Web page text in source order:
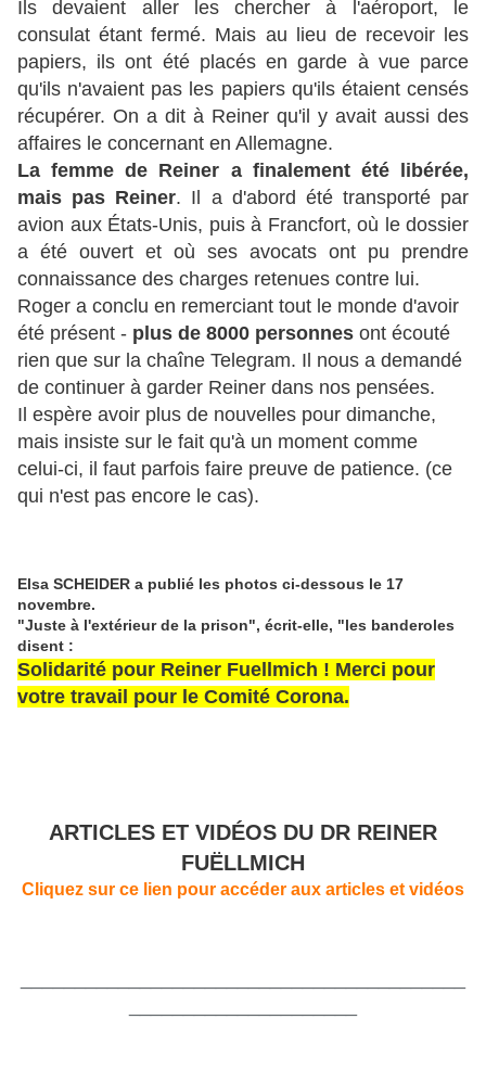
Ils devaient aller les chercher à l'aéroport, le
consulat étant fermé. Mais au lieu de recevoir les
papiers, ils ont été placés en garde à vue parce
qu'ils n'avaient pas les papiers qu'ils étaient censés
récupérer. On a dit à Reiner qu'il y avait aussi des
affaires le concernant en Allemagne.
La femme de Reiner a finalement été libérée,
mais pas Reiner. Il a d'abord été transporté par
avion aux États-Unis, puis à Francfort, où le dossier
a été ouvert et où ses avocats ont pu prendre
connaissance des charges retenues contre lui.
Roger a conclu en remerciant tout le monde d'avoir
été présent - plus de 8000 personnes ont écouté
rien que sur la chaîne Telegram. Il nous a demandé
de continuer à garder Reiner dans nos pensées.
Il espère avoir plus de nouvelles pour dimanche,
mais insiste sur le fait qu'à un moment comme
celui-ci, il faut parfois faire preuve de patience. (ce
qui n'est pas encore le cas).
Elsa SCHEIDER a publié les photos ci-dessous le 17
novembre.
"Juste à l'extérieur de la prison", écrit-elle, "les banderoles
disent :
Solidarité pour Reiner Fuellmich ! Merci pour
votre travail pour le Comité Corona.
ARTICLES ET VIDÉOS DU DR REINER
FUËLLMICH
Cliquez sur ce lien pour accéder aux articles et vidéos